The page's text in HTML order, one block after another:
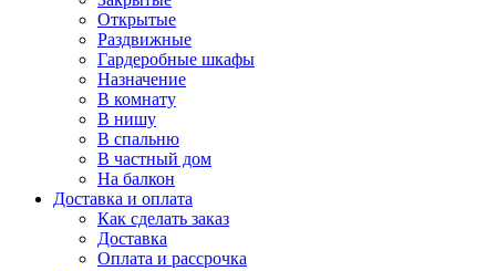
Открытые
Раздвижные
Гардеробные шкафы
Назначение
В комнату
В нишу
В спальню
В частный дом
На балкон
Доставка и оплата
Как сделать заказ
Доставка
Оплата и рассрочка